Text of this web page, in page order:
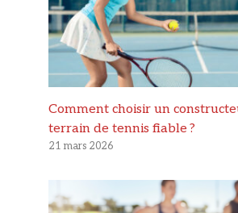
Comment choisir un
terrain de tennis fiable ?
21 mars 2026